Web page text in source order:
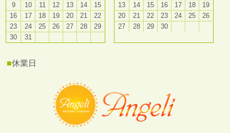
9
10 11 12 13 14
15
16
17 18 19 20 21
22
23
24 25 26 27 28
29
30
31
13
14 15 16 17 18
19
20
21 22 23 24 25
26
27
28 29 30
■休業日